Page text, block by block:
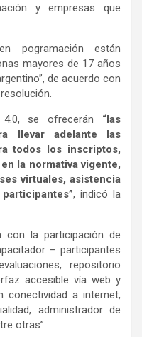
y empresas que
pogramación están
mayores de 17 años
de acuerdo con
4.0, se ofrecerán “las
llevar adelante las
todos los inscriptos,
la normativa vigente,
virtuales, asistencia
, indicó la
con la participación de
– participantes
repositorio
accesible vía web y
conectividad a internet,
administrador de
otras”.